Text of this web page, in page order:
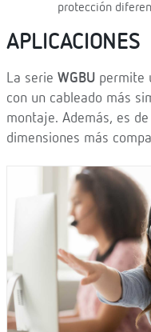
protección
APLICACIONES
La serie WGBU permite
con un cableado más
montaje. Además, es
dimensiones más